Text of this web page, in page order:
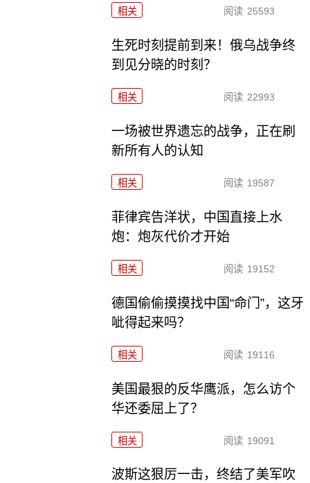
相关 阅读 25593
生死时刻提前到来！俄乌战争终
到见分晓的时刻？
相关 阅读 22993
一场被世界遗忘的战争，正在刷
新所有人的认知
相关 阅读 19587
菲律宾告洋状，中国直接上水
炮：炮灰代价才开始
相关 阅读 19152
德国偷偷摸摸找中国“命门”，这牙
呲得起来吗？
相关 阅读 19116
美国最狠的反华鹰派，怎么访个
华还委屈上了？
相关 阅读 19091
波斯这狠厉一击，终结了美军吹